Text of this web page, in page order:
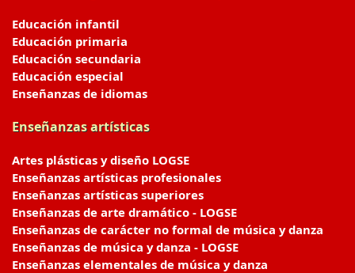
Educación infantil
Educación primaria
Educación secundaria
Educación especial
Enseñanzas de idiomas
Enseñanzas artísticas
Artes plásticas y diseño LOGSE
Enseñanzas artísticas profesionales
Enseñanzas artísticas superiores
Enseñanzas de arte dramático - LOGSE
Enseñanzas de carácter no formal de música y danza
Enseñanzas de música y danza - LOGSE
Enseñanzas elementales de música y danza